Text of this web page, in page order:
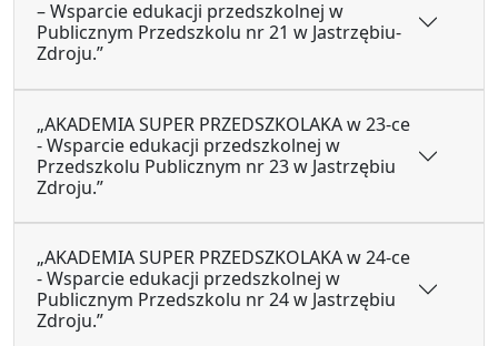
– Wsparcie edukacji przedszkolnej w
Publicznym Przedszkolu nr 21 w Jastrzębiu-
Zdroju.”
„AKADEMIA SUPER PRZEDSZKOLAKA w 23-ce
- Wsparcie edukacji przedszkolnej w
Przedszkolu Publicznym nr 23 w Jastrzębiu
Zdroju.”
„AKADEMIA SUPER PRZEDSZKOLAKA w 24-ce
- Wsparcie edukacji przedszkolnej w
Publicznym Przedszkolu nr 24 w Jastrzębiu
Zdroju.”